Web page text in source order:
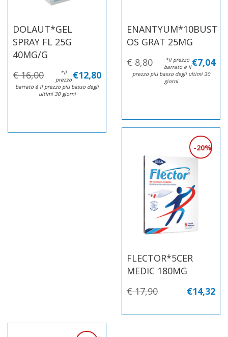
DOLAUT*GEL
SPRAY FL 25G
40MG/G
€ 16,00
€12,80
*il
prezzo
barrato è il prezzo più basso degli
ultimi 30 giorni
ENANTYUM*10BUST
OS GRAT 25MG
€ 8,80
€7,04
*il prezzo
barrato è il
prezzo più basso degli ultimi 30
giorni
FLECTOR*5CER
MEDIC 180MG
20%
€ 17,90 €14,32